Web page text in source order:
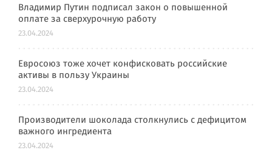
Владимир Путин подписал закон о повышенной
оплате за сверхурочную работу
23.04.2024
Евросоюз тоже хочет конфисковать российские
активы в пользу Украины
23.04.2024
Производители шоколада столкнулись с дефицитом
важного ингредиента
23.04.2024